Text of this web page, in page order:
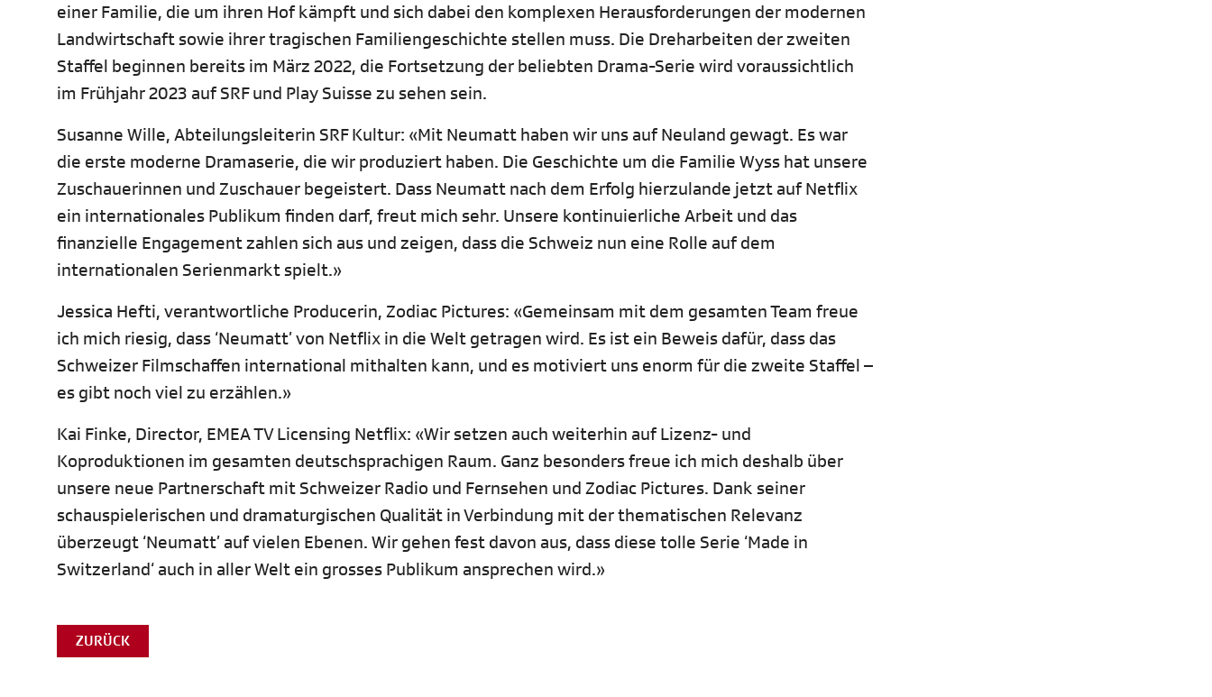
einer Familie, die um ihren Hof kämpft und sich dabei den komplexen Herausforderungen der modernen
Landwirtschaft sowie ihrer tragischen Familiengeschichte stellen muss. Die Dreharbeiten der zweiten
Staffel beginnen bereits im März 2022, die Fortsetzung der beliebten Drama-Serie wird voraussichtlich
im Frühjahr 2023 auf SRF und Play Suisse zu sehen sein.
Susanne Wille, Abteilungsleiterin SRF Kultur: «Mit Neumatt haben wir uns auf Neuland gewagt. Es war
die erste moderne Dramaserie, die wir produziert haben. Die Geschichte um die Familie Wyss hat unsere
Zuschauerinnen und Zuschauer begeistert. Dass Neumatt nach dem Erfolg hierzulande jetzt auf Netflix
ein internationales Publikum finden darf, freut mich sehr. Unsere kontinuierliche Arbeit und das
finanzielle Engagement zahlen sich aus und zeigen, dass die Schweiz nun eine Rolle auf dem
internationalen Serienmarkt spielt.»
Jessica Hefti, verantwortliche Producerin, Zodiac Pictures: «Gemeinsam mit dem gesamten Team freue
ich mich riesig, dass ‘Neumatt’ von Netflix in die Welt getragen wird. Es ist ein Beweis dafür, dass das
Schweizer Filmschaffen international mithalten kann, und es motiviert uns enorm für die zweite Staffel –
es gibt noch viel zu erzählen.»
Kai Finke, Director, EMEA TV Licensing Netflix: «Wir setzen auch weiterhin auf Lizenz- und
Koproduktionen im gesamten deutschsprachigen Raum. Ganz besonders freue ich mich deshalb über
unsere neue Partnerschaft mit Schweizer Radio und Fernsehen und Zodiac Pictures. Dank seiner
schauspielerischen und dramaturgischen Qualität in Verbindung mit der thematischen Relevanz
überzeugt ‘Neumatt’ auf vielen Ebenen. Wir gehen fest davon aus, dass diese tolle Serie ‘Made in
Switzerland‘ auch in aller Welt ein grosses Publikum ansprechen wird.»
ZURÜCK